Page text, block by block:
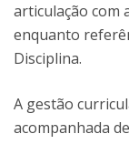
articulação com
enquanto
Disciplina.
A gestão
acompanhada